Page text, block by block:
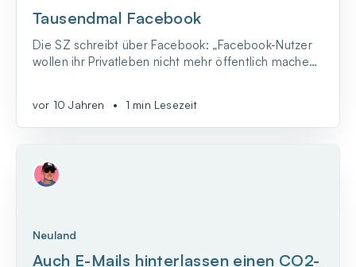
Tausendmal Facebook
Die SZ schreibt über Facebook: „Facebook-Nutzer
wollen ihr Privatleben nicht mehr öffentlich machen.
fast automatisch auf ‚Gefällt mir‘ klickt – 21 Prozent
weniger wurden im vergangenen Jahr auf Facebook
vor 10 Jahren • 1 min Lesezeit
Neuland
Auch E-Mails hinterlassen einen CO2-